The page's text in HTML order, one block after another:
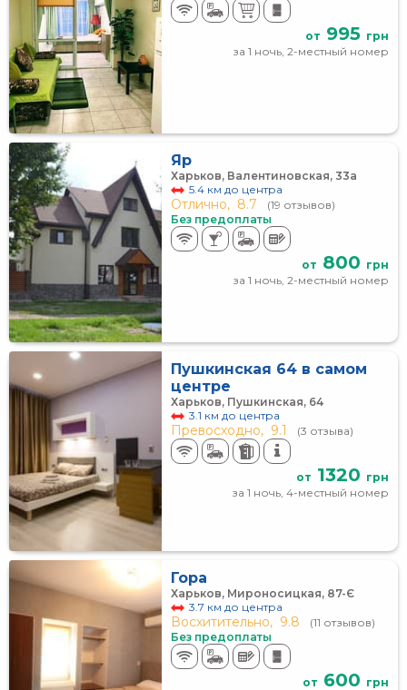
от 995 грн
за 1 ночь, 2-местный номер
Яр
Харьков, Валентиновская, 33а
5.4 км до центра
Отлично, 8.7
(19 отзывов)
Без предоплаты
от 800 грн
за 1 ночь, 2-местный номер
Пушкинская 64 в самом
центре
Харьков, Пушкинская, 64
3.1 км до центра
Превосходно, 9.1 (3 отзыва)
от 1320 грн
за 1 ночь, 4-местный номер
Гора
Харьков, Мироносицкая, 87-Є
3.7 км до центра
Восхитительно, 9.8
(11 отзывов)
Без предоплаты
от 600 грн